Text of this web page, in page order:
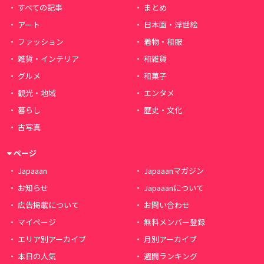
すべての記事
まとめ
アート
日本画・浮世絵
ファッション
着物・和服
雑貨・インテリア
和雑貨
グルメ
和菓子
観光・地域
エンタメ
暮らし
歴史・文化
古写真
ページ
Japaaan
Japaaanマガジン
お知らせ
Japaaanについて
広告掲載について
お問い合わせ
マイページ
無料メンバー登録
エリア別アーカイブ
月別アーカイブ
本日の人気
週間ランキング